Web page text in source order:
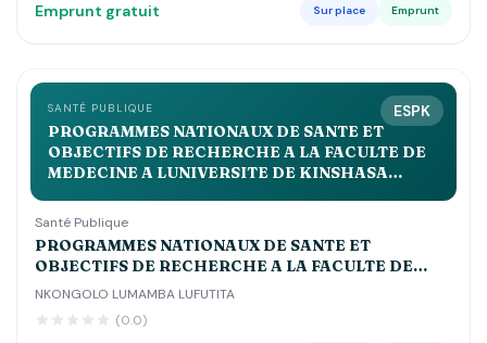
Emprunt gratuit Sur place Emprunt
ESPK
SANTÉ PUBLIQUE
PROGRAMMES NATIONAUX DE SANTE ET
OBJECTIFS DE RECHERCHE A LA FACULTE DE
MEDECINE A LUNIVERSITE DE KINSHASA
Santé Publique
PROGRAMMES NATIONAUX DE SANTE ET
OBJECTIFS DE RECHERCHE A LA FACULTE DE
MEDECINE A LUNIVERSITE DE KINSHASA
NKONGOLO LUMAMBA LUFUTITA
(0.0)